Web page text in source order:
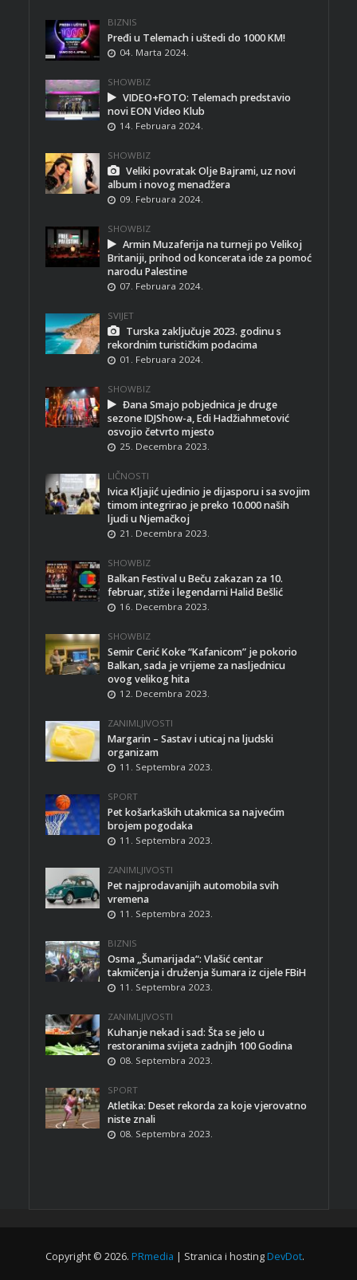
BIZNIS
Pređi u Telemach i uštedi do 1000 KM!
04. Marta 2024.
SHOWBIZ
VIDEO+FOTO: Telemach predstavio
novi EON Video Klub
14. Februara 2024.
SHOWBIZ
Veliki povratak Olje Bajrami, uz novi
album i novog menadžera
09. Februara 2024.
SHOWBIZ
Armin Muzaferija na turneji po Velikoj
Britaniji, prihod od koncerata ide za pomoć
narodu Palestine
07. Februara 2024.
SVIJET
Turska zaključuje 2023. godinu s
rekordnim turističkim podacima
01. Februara 2024.
SHOWBIZ
Đana Smajo pobjednica je druge
sezone IDJShow-a, Edi Hadžiahmetović
osvojio četvrto mjesto
25. Decembra 2023.
LIČNOSTI
Ivica Kljajić ujedinio je dijasporu i sa svojim
timom integrirao je preko 10.000 naših
ljudi u Njemačkoj
21. Decembra 2023.
SHOWBIZ
Balkan Festival u Beču zakazan za 10.
februar, stiže i legendarni Halid Bešlić
16. Decembra 2023.
SHOWBIZ
Semir Cerić Koke “Kafanicom” je pokorio
Balkan, sada je vrijeme za nasljednicu
ovog velikog hita
12. Decembra 2023.
ZANIMLJIVOSTI
Margarin – Sastav i uticaj na ljudski
organizam
11. Septembra 2023.
SPORT
Pet košarkaških utakmica sa najvećim
brojem pogodaka
11. Septembra 2023.
ZANIMLJIVOSTI
Pet najprodavanijih automobila svih
vremena
11. Septembra 2023.
BIZNIS
Osma „Šumarijada“: Vlašić centar
takmičenja i druženja šumara iz cijele FBiH
11. Septembra 2023.
ZANIMLJIVOSTI
Kuhanje nekad i sad: Šta se jelo u
restoranima svijeta zadnjih 100 Godina
08. Septembra 2023.
SPORT
Atletika: Deset rekorda za koje vjerovatno
niste znali
08. Septembra 2023.
Copyright © 2026. PRmedia | Stranica i hosting DevDot.